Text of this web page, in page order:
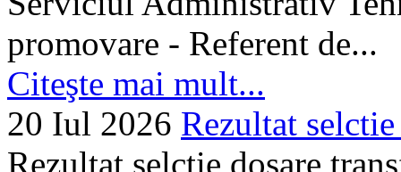
promovare - Referent de...
Citeşte mai mult...
20 Iul 2026 Rezultat
Rezultat selctie dosare